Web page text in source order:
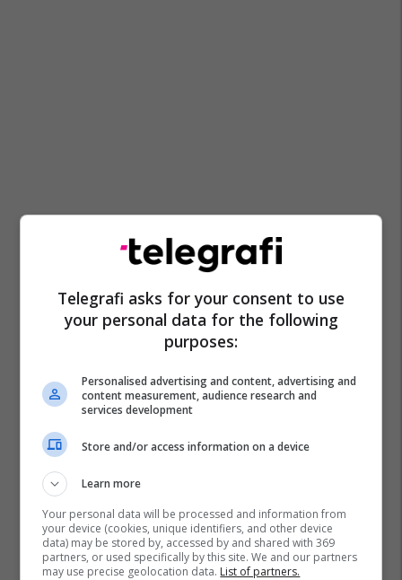
Telegrafi asks for your consent to use
your personal data for the following
purposes:
Personalised advertising and content, advertising and
content measurement, audience research and
services development
Store and/or access information on a device
Learn more
Your personal data will be processed and information from
your device (cookies, unique identifiers, and other device
data) may be stored by, accessed by and shared with 369
partners, or used specifically by this site. We and our partners
may use precise geolocation data. List of partners.